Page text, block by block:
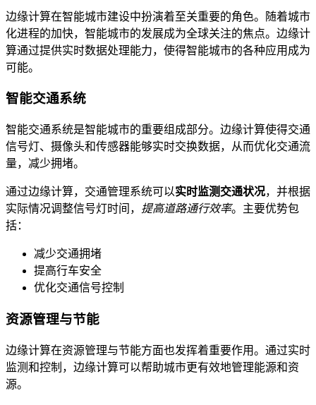
边缘计算在智能城市建设中扮演着至关重要的角色。随着城市
化进程的加快，智能城市的发展成为全球关注的焦点。边缘计
算通过提供实时数据处理能力，使得智能城市的各种应用成为
可能。
智能交通系统
智能交通系统是智能城市的重要组成部分。边缘计算使得交通
信号灯、摄像头和传感器能够实时交换数据，从而优化交通流
量，减少拥堵。
通过边缘计算，交通管理系统可以实时监测交通状况，并根据
实际情况调整信号灯时间， 提高道路通行效率。主要优势包
括：
减少交通拥堵
提高行车安全
优化交通信号控制
资源管理与节能
边缘计算在资源管理与节能方面也发挥着重要作用。通过实时
监测和控制，边缘计算可以帮助城市更有效地管理能源和资
源。